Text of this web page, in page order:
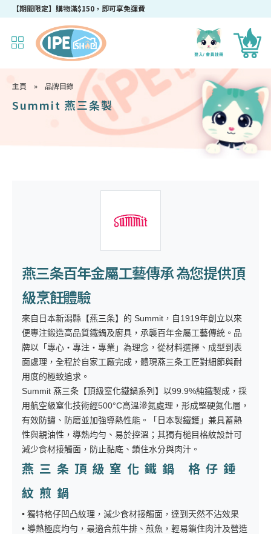
【期間限定】購物滿$150，即可享免運費
成為IPEshop會員，新會員即可獲得迎新$50購物優惠碼！
主頁 » 品牌目錄
Summit 燕三条製
燕三条百年金屬工藝傳承 為您提供頂
級烹飪體驗
來自日本新潟縣【燕三条】的 Summit，自1919年創立以來
便專注鍛造高品質鐵鍋及廚具，承襲百年金屬工藝傳統。品
牌以「專心・專注・專業」為理念，從材料選擇、成型到表
面處理，全程於自家工廠完成，體現燕三条工匠對細節與耐
用度的極致追求。
Summit 燕三条【頂級窒化鐵鍋系列】以99.9%純鐵製成，採
用航空級窒化技術經500°C高溫滲氮處理，形成堅硬氮化層，
有效防鏽、防磨並加強導熱性能。「日本製鐵鑊」兼具蓄熱
性與親油性，導熱均勻、易於控溫；其獨有槌目格紋設計可
減少食材接觸面，防止黏底、鎖住水分與肉汁。
燕三条頂級窒化鐵鍋 格仔錘
紋煎鍋
• 獨特格仔凹凸紋理，減少食材接觸面，達到天然不沾效果
• 導熱極度均勻，最適合煎牛排、煎魚，輕易鎖住肉汁及營造